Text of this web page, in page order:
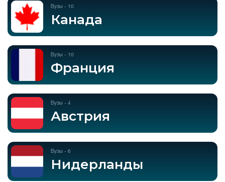
Вузы - 10
Канада
Вузы - 10
Франция
Вузы - 4
Австрия
Вузы - 6
Нидерланды